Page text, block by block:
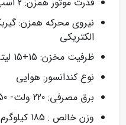
نیروی محرکه همزن:
الکتریکی
ظرفیت مخزن: 15+15 لیتر
نوع کندانسور: هوایی
برق مصرفی: 220 ولت- 50 هرتز (تک فاز)
وزن خالص : 185 کیلوگرم